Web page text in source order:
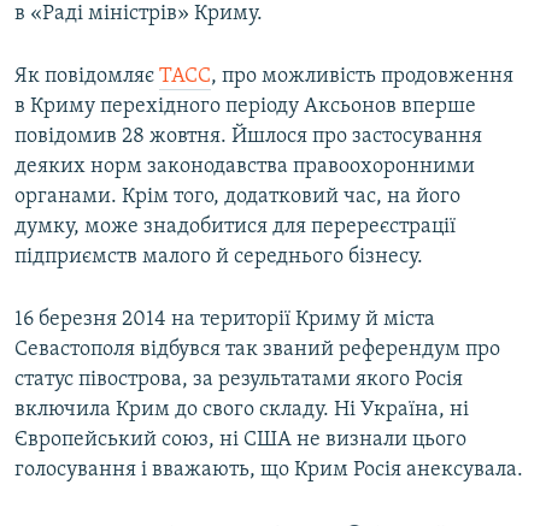
в «Раді міністрів» Криму.
Як повідомляє ТАСС, про можливість продовження
в Криму перехідного періоду Аксьонов вперше
повідомив 28 жовтня. Йшлося про застосування
деяких норм законодавства правоохоронними
органами. Крім того, додатковий час, на його
думку, може знадобитися для перереєстрації
підприємств малого й середнього бізнесу.
16 березня 2014 на території Криму й міста
Севастополя відбувся так званий референдум про
статус півострова, за результатами якого Росія
включила Крим до свого складу. Ні Україна, ні
Європейський союз, ні США не визнали цього
голосування і вважають, що Крим Росія анексувала.